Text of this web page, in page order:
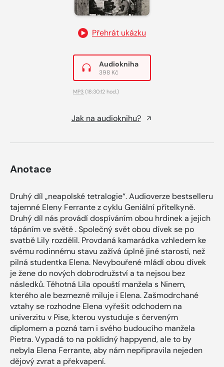
Přehrát ukázku
Audiokniha
398 Kč
MP3 (18:30:12 hod.)
Jak na audioknihu?
Anotace
Druhý díl „neapolské tetralogie“. Audioverze bestselleru
tajemné Eleny Ferrante z cyklu Geniální přítelkyně.
Druhý díl nás provádí dospíváním obou hrdinek a jejich
tápáním ve světě . Společný svět obou dívek se po
svatbě Lily rozdělil. Provdaná kamarádka vzhledem ke
svému rodinnému stavu zažívá úplně jiné starosti, než
pilná studentka Elena. Nevybouřené mládí obou dívek
je žene do nových dobrodružství a ta nejsou bez
následků. Těhotná Lila opouští manžela s Ninem,
kterého ale bezmezně miluje i Elena. Zašmodrchané
vztahy se rozhodne Elena vyřešit odchodem na
univerzitu v Pise, kterou vystuduje s červeným
diplomem a pozná tam i svého budoucího manžela
Pietra. Vypadá to na poklidný happyend, ale to by
nebyla Elena Ferrante, aby nám nepřipravila nejeden
dějový zvrat a překvapení.